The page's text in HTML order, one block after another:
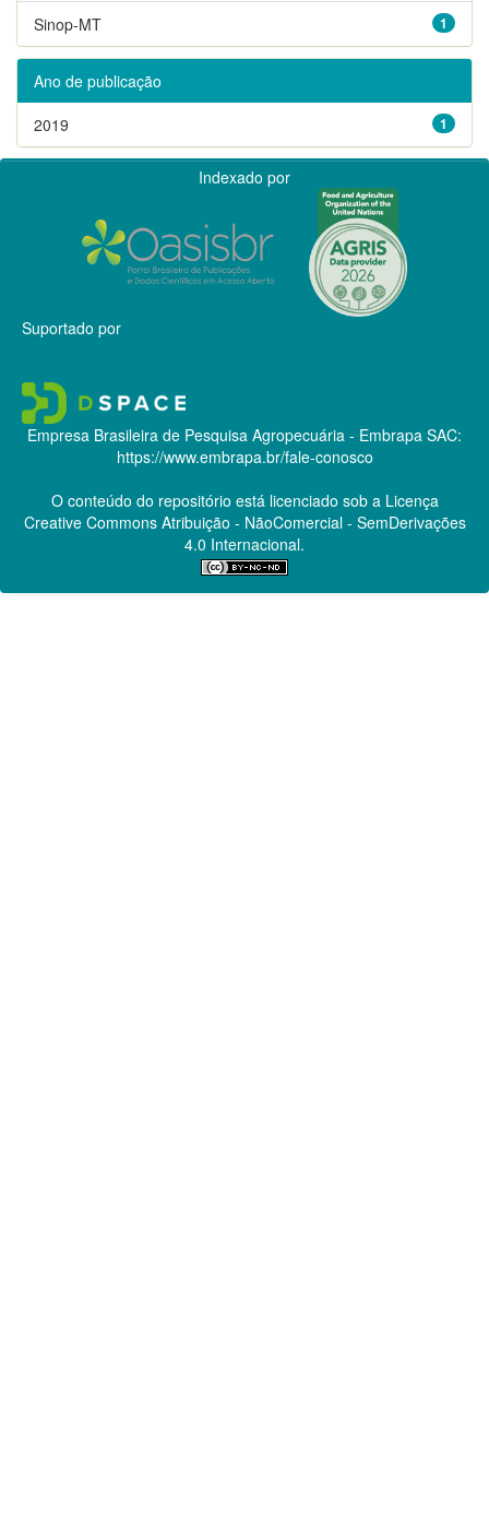
1
Sinop-MT
Ano de publicação
1
2019
Indexado por
Suportado por
Empresa Brasileira de Pesquisa Agropecuária - Embrapa SAC:
https://www.embrapa.br/fale-conosco
O conteúdo do repositório está licenciado sob a Licença
Creative CommonsAtribuição - NãoComercial - SemDerivações
4.0 Internacional.